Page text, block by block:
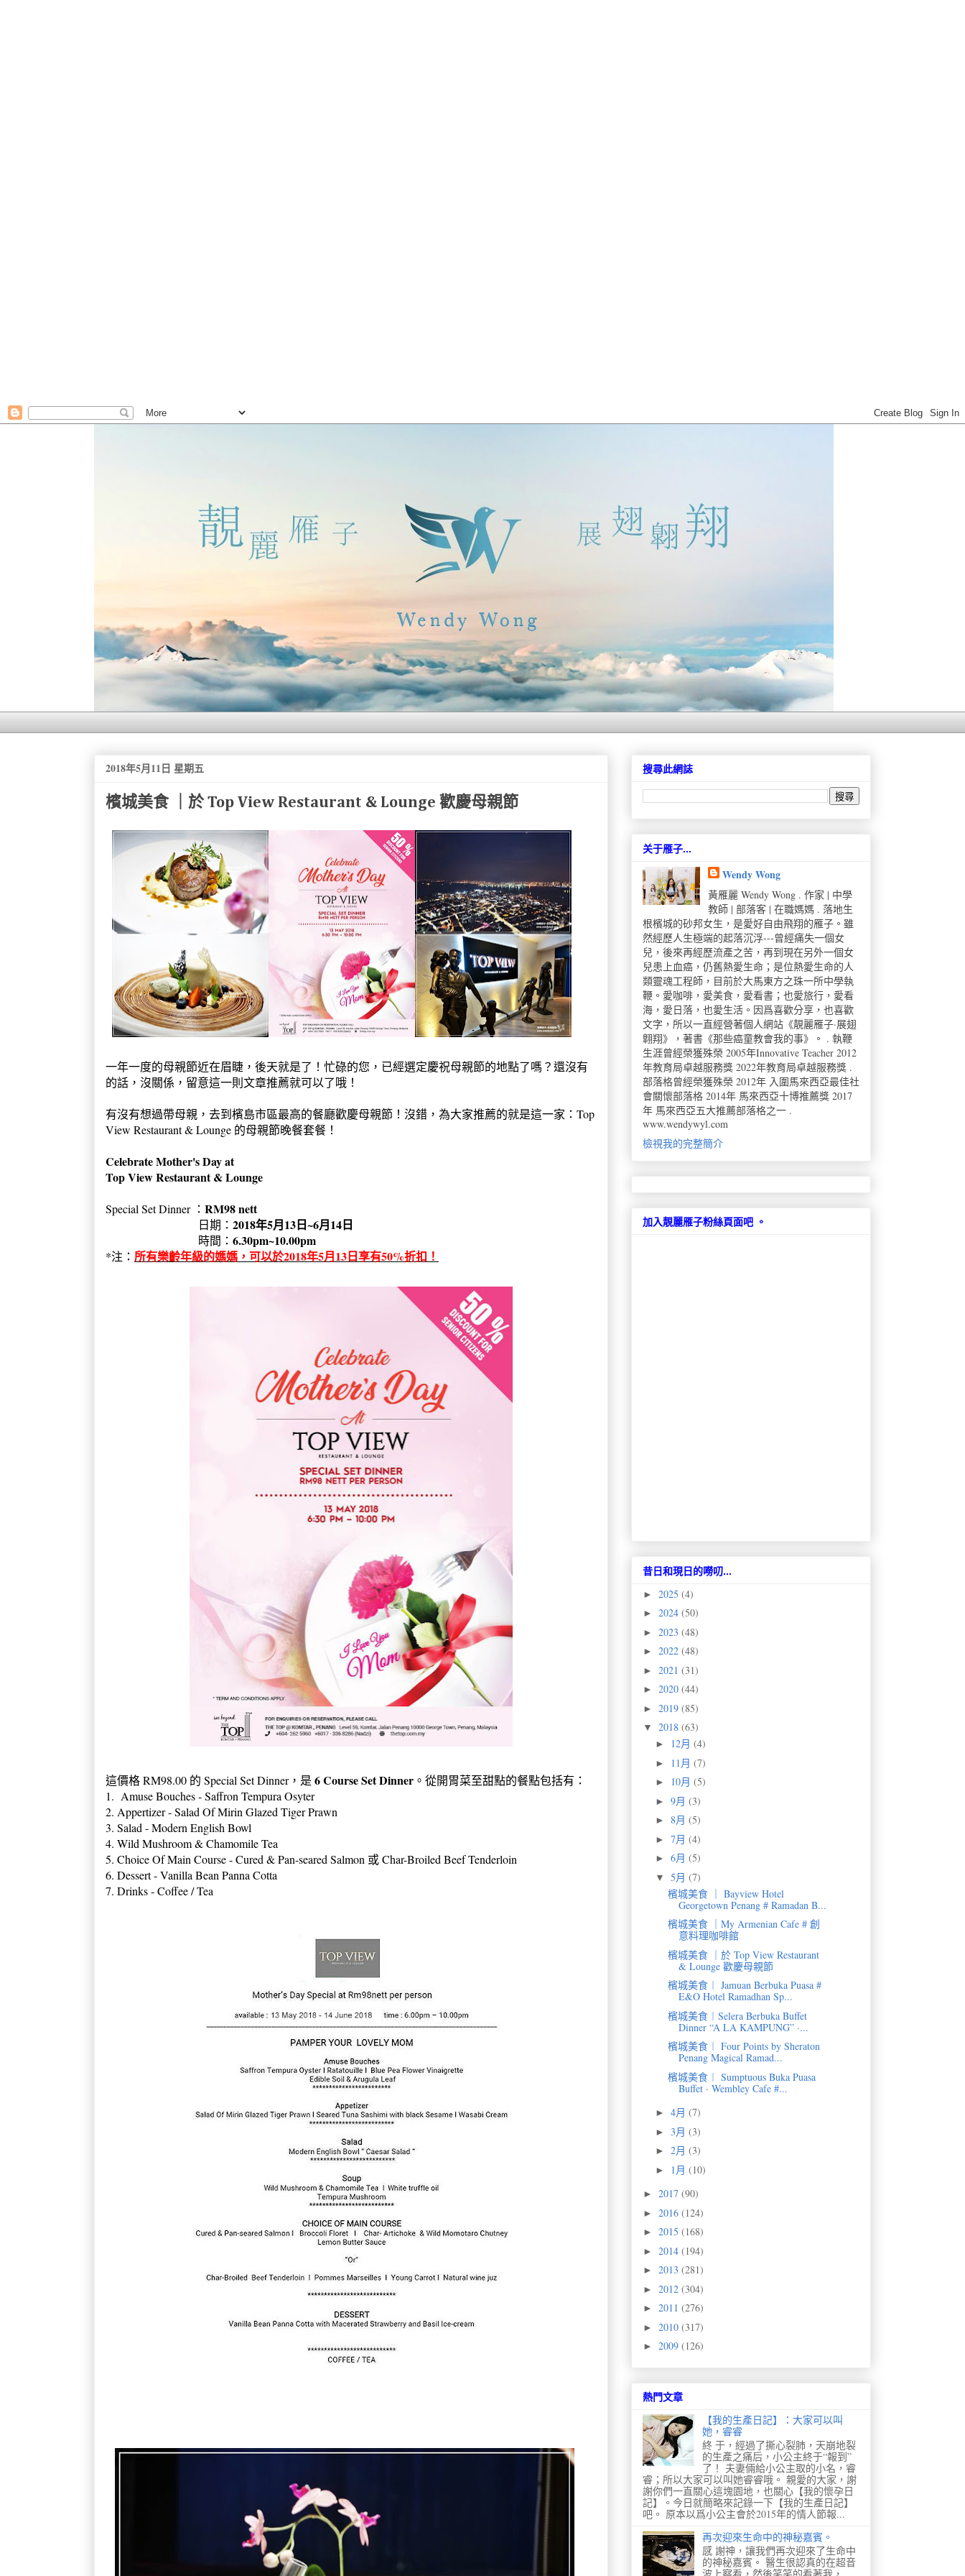
2018年5月11日 星期五
檳城美食 ｜於 Top View Restaurant & Lounge 歡慶母親節
一年一度的母親節近在眉睫，後天就是了！忙碌的您，已經選定慶祝母親節的地點了嗎？還沒有
的話，沒關係，留意這一則文章推薦就可以了哦！
有沒有想過帶母親，去到檳島市區最高的餐廳歡慶母親節！沒錯，為大家推薦的就是這一家：Top
View Restaurant & Lounge 的母親節晚餐套餐！
Celebrate Mother's Day at
Top View Restaurant & Lounge
Special Set Dinner ： RM98 nett
日期： 2018年5月13日~6月14日
時間： 6.30pm~10.00pm
*注： 所有樂齡年級的媽媽，可以於2018年5月13日享有50%折扣！
這價格 RM98.00 的 Special Set Dinner，是 6 Course Set Dinner 。從開胃菜至甜點的餐點包括有：
1. Amuse Bouches - Saffron Tempura Osyter
2. Appertizer - Salad Of Mirin Glazed Tiger Prawn
3. Salad - Modern English Bowl
4. Wild Mushroom & Chamomile Tea
5. Choice Of Main Course - Cured & Pan-seared Salmon 或 Char-Broiled Beef Tenderloin
6. Dessert - Vanilla Bean Panna Cotta
7. Drinks - Coffee / Tea
搜尋此網誌
关于雁子...
Wendy Wong
黃雁麗 Wendy Wong . 作家 | 中學
教師 | 部落客 | 在職媽媽 . 落地生
根檳城的砂邦女生，是愛好自由飛翔的雁子。雖
然經歷人生極端的起落沉浮---曾經痛失一個女
兒，後來再經歷流產之苦，再到現在另外一個女
兒患上血癌，仍舊熱愛生命；是位熱愛生命的人
類靈魂工程師，目前於大馬東方之珠一所中學執
鞭。愛咖啡，愛美食，愛看書；也愛旅行，愛看
海，愛日落，也愛生活。因爲喜歡分享，也喜歡
文字，所以一直經營著個人網站《靚麗雁子·展翅
翺翔》，著書《那些癌童教會我的事》。 . 執鞭
生涯曾經榮獲殊榮 2005年Innovative Teacher 2012
年教育局卓越服務獎 2022年教育局卓越服務獎 .
部落格曾經榮獲殊榮 2012年 入圍馬來西亞最佳社
會關懷部落格 2014年 馬來西亞十博推薦獎 2017
年 馬來西亞五大推薦部落格之一 .
www.wendywyl.com
檢視我的完整簡介
加入靚麗雁子粉絲頁面吧 。
昔日和現日的嘮叨...
► 2025 (4)
► 2024 (50)
► 2023 (48)
► 2022 (48)
► 2021 (31)
► 2020 (44)
► 2019 (85)
▼ 2018 (63)
► 12月 (4)
► 11月 (7)
► 10月 (5)
► 9月 (3)
► 8月 (5)
► 7月 (4)
► 6月 (5)
▼ 5月 (7)
檳城美食 ｜ Bayview Hotel
Georgetown Penang # Ramadan B...
檳城美食 ｜My Armenian Cafe # 創
意料理咖啡館
檳城美食 ｜於 Top View Restaurant
& Lounge 歡慶母親節
檳城美食︱ Jamuan Berbuka Puasa #
E&O Hotel Ramadhan Sp...
檳城美食︱Selera Berbuka Buffet
Dinner “A LA KAMPUNG” ·...
檳城美食︱ Four Points by Sheraton
Penang Magical Ramad...
檳城美食︱ Sumptuous Buka Puasa
Buffet · Wembley Cafe #...
► 4月 (7)
► 3月 (3)
► 2月 (3)
► 1月 (10)
► 2017 (90)
► 2016 (124)
► 2015 (168)
► 2014 (194)
► 2013 (281)
► 2012 (304)
► 2011 (276)
► 2010 (317)
► 2009 (126)
熱門文章
【我的生產日記】：大家可以叫
她，睿睿
終 于，經過了撕心裂肺，天崩地裂
的生產之痛后，小公主終于“報到”
了！ 夫妻倆給小公主取的小名，睿
睿；所以大家可以叫她睿睿哦。 親愛的大家，謝
謝你們一直關心這塊園地，也關心【我的懷孕日
記】。今日就簡略來記錄一下【我的生產日記】
吧。 原本以爲小公主會於2015年的情人節報...
再次迎來生命中的神秘嘉賓。
感 謝神，讓我們再次迎來了生命中
的神秘嘉賓。 醫生很認真的在超音